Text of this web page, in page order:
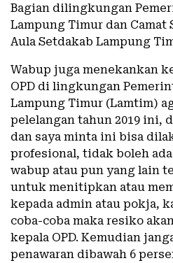
Bagian dilingkungan
Lampung Timur dan Camat
Aula Setdakab Lampung
Wabup juga menekankan
OPD di lingkungan
Lampung Timur (Lamtim)
pelelangan tahun 2019 ini,
dan saya minta ini bisa
profesional, tidak boleh
wabup atau pun yang lain
untuk menitipkan atau
kepada admin atau pokja,
coba-coba maka resiko
kepala OPD. Kemudian
penawaran dibawah 6